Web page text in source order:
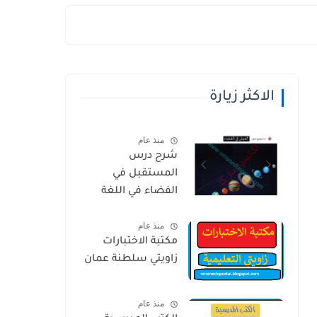
الاكثر زيارة
منذ عام
شرح درس
المستقبل في
الفضاء في اللغة
الخامس الفصل
الثاني
منذ عام
مكتبة الاختبارات
زاويتي سلطنة عمان
منذ عام